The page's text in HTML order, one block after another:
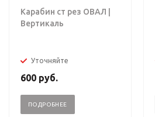
Карабин ст рез ОВАЛ |
Вертикаль
Уточняйте
600 руб.
ПОДРОБНЕЕ